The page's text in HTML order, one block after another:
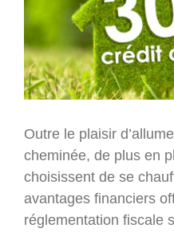
Outre le plaisir
cheminée, de plus en
choisissent de se
avantages financiers
réglementation fiscale